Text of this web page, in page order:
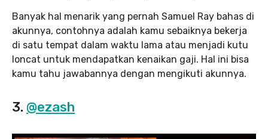
Banyak hal menarik yang pernah Samuel Ray bahas di
akunnya, contohnya adalah kamu sebaiknya bekerja
di satu tempat dalam waktu lama atau menjadi kutu
loncat untuk mendapatkan kenaikan gaji. Hal ini bisa
kamu tahu jawabannya dengan mengikuti akunnya.
3. @ezash